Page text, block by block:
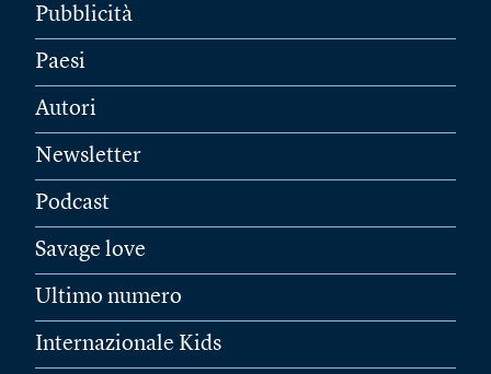
Pubblicità
Paesi
Autori
Newsletter
Podcast
Savage love
Ultimo numero
Internazionale Kids